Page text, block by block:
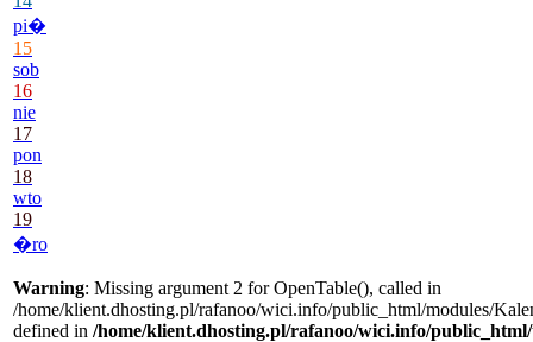
pi�
15
sob
16
nie
17
pon
18
wto
19
�ro
Warning: Missing argument 2 for OpenTable(), called in
/home/klient.dhosting.pl/rafanoo/wici.info/public_html/modules/
defined in /home/klient.dhosting.pl/rafanoo/wici.info/